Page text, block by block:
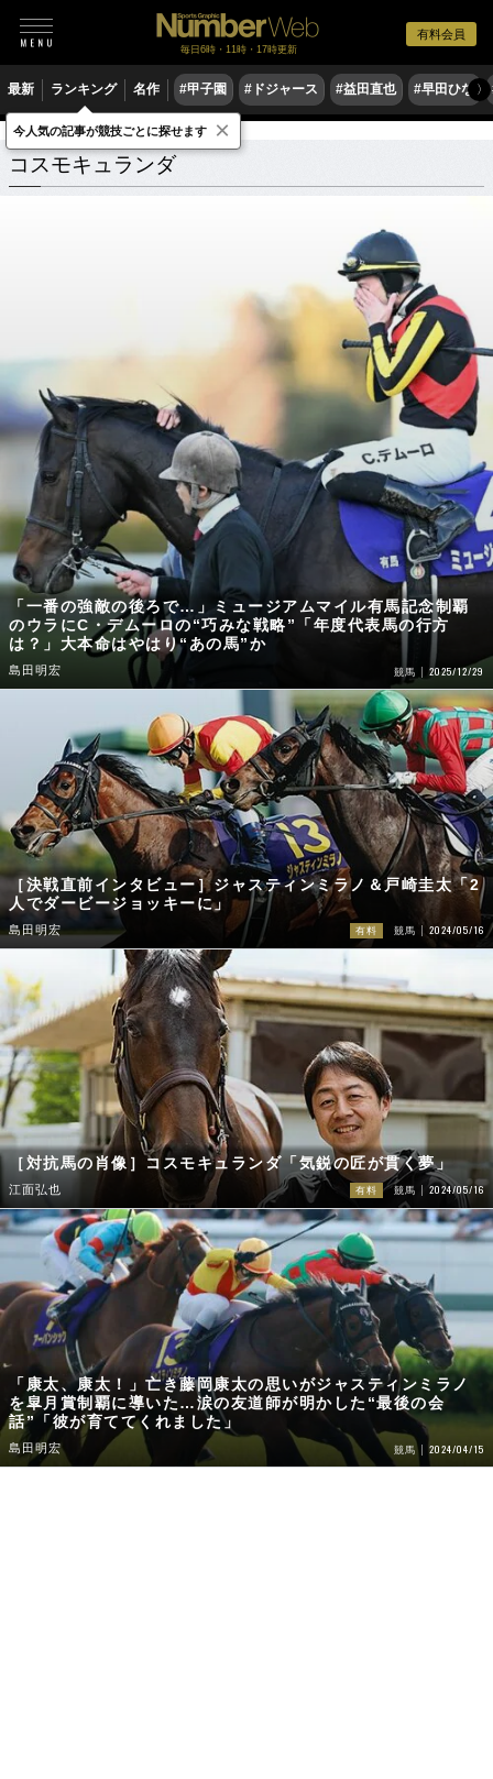
有料会員
毎日6時・11時・17時更新
最新 ランキング 名作 #甲子園 #ドジャース #益田直也 #早田ひな 〉
コスモキュランダ 関連記事
コスモキュランダ
「一番の強敵の後ろで…」ミュージアムマイル有馬記念制覇
のウラにC・デムーロの“巧みな戦略”「年度代表馬の行方
は？」大本命はやはり“あの馬”か
島田明宏 競馬 2025/12/29
［決戦直前インタビュー］ジャスティンミラノ＆戸崎圭太「2
人でダービージョッキーに」
島田明宏 有料 競馬 2024/05/16
［対抗馬の肖像］コスモキュランダ「気鋭の匠が貫く夢」
江面弘也 有料 競馬 2024/05/16
「康太、康太！」亡き藤岡康太の思いがジャスティンミラノ
を皐月賞制覇に導いた…涙の友道師が明かした“最後の会
話”「彼が育ててくれました」
島田明宏 競馬 2024/04/15
今人気の記事が競技ごとに探せます ×